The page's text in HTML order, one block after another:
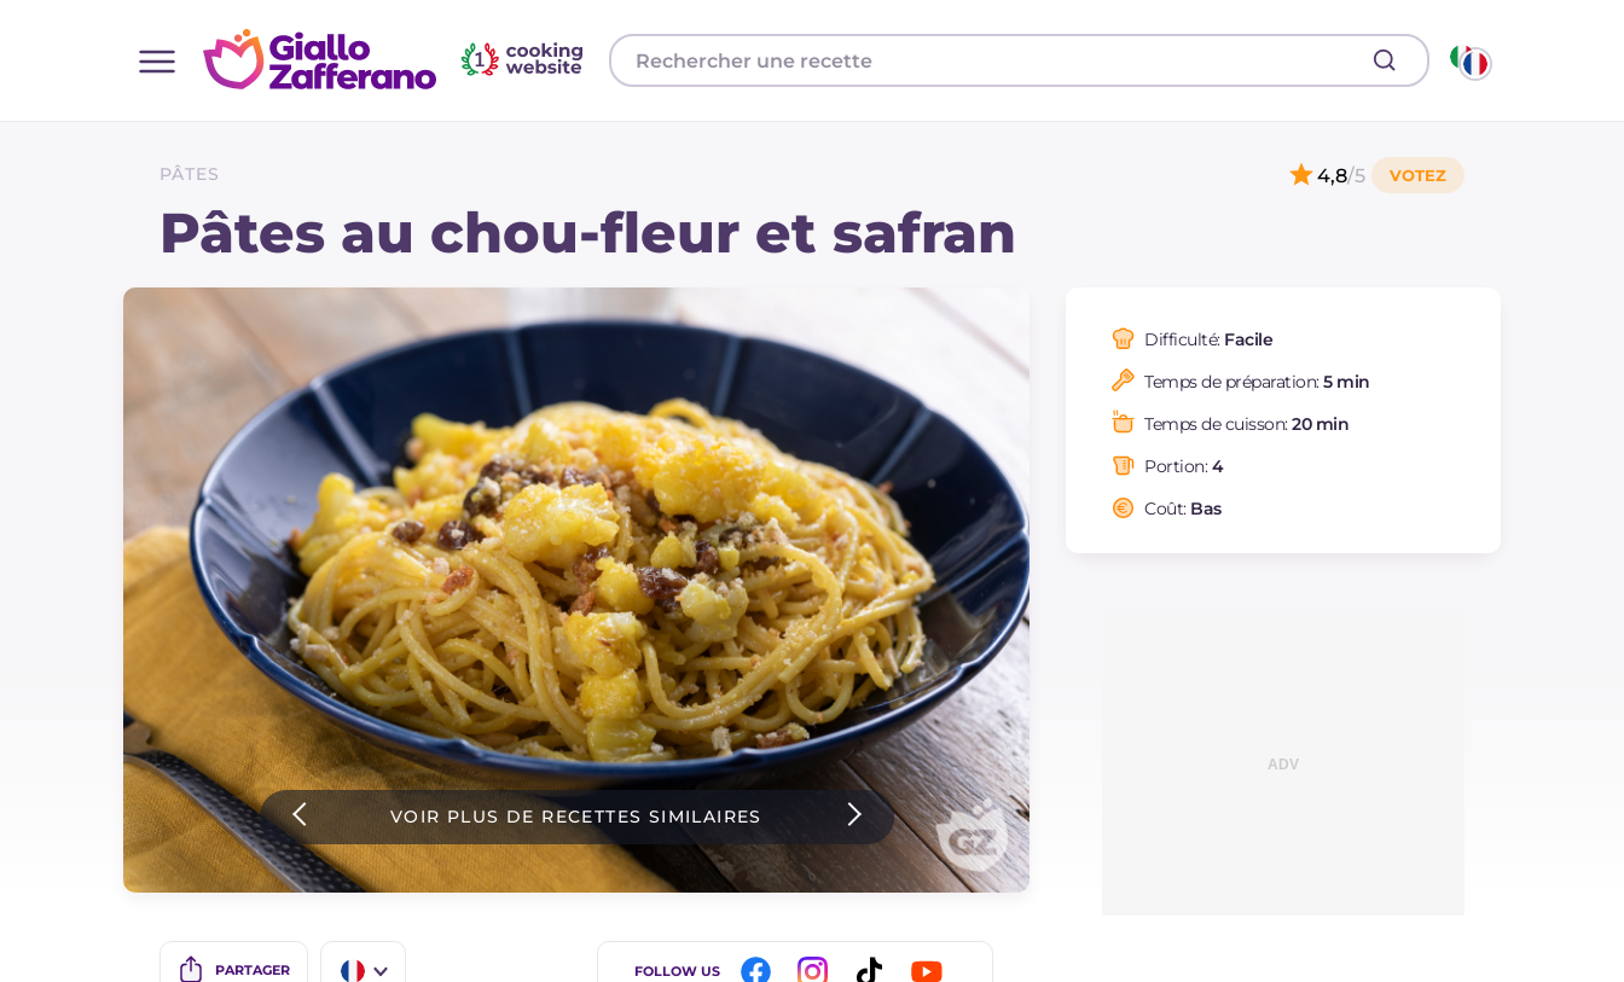
Toutes les recettes
Plats principaux
Gateaux et patisserie
Instagram
YouTube
PÂTES
Pâtes au chou-fleur et safran
4,8/5
VOIR PLUS DE RECETTES SIMILAIRES
PARTAGER FOLLOW US
Difficulté: Facile
Temps de préparation:5 min
Temps de cuisson:20 min
Portion:4
Coût: Bas